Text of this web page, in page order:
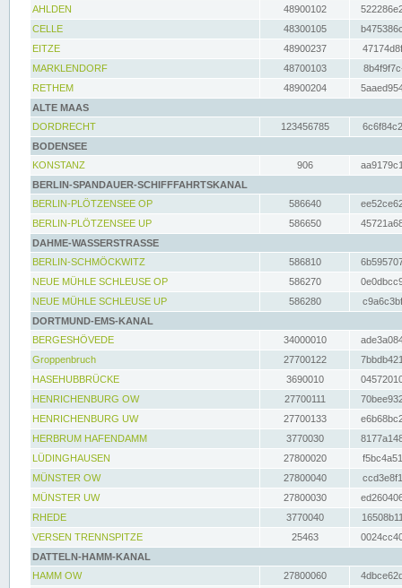
AHLDEN
48900102
CELLE
48300105
EITZE
48900237
MARKLENDORF
48700103
RETHEM
48900204
ALTE MAAS
DORDRECHT
123456785
BODENSEE
KONSTANZ
906
BERLIN-SPANDAUER-SCHIFFFAHRTSKANAL
BERLIN-PLÖTZENSEE OP
586640
BERLIN-PLÖTZENSEE UP
586650
DAHME-WASSERSTRASSE
BERLIN-SCHMÖCKWITZ
586810
NEUE MÜHLE SCHLEUSE OP
586270
NEUE MÜHLE SCHLEUSE UP
586280
DORTMUND-EMS-KANAL
BERGESHÖVEDE
34000010
Groppenbruch
27700122
HASEHUBBRÜCKE
3690010
HENRICHENBURG OW
27700111
HENRICHENBURG UW
27700133
HERBRUM HAFENDAMM
3770030
LÜDINGHAUSEN
27800020
MÜNSTER OW
27800040
MÜNSTER UW
27800030
RHEDE
3770040
VERSEN TRENNSPITZE
25463
DATTELN-HAMM-KANAL
HAMM OW
27800060